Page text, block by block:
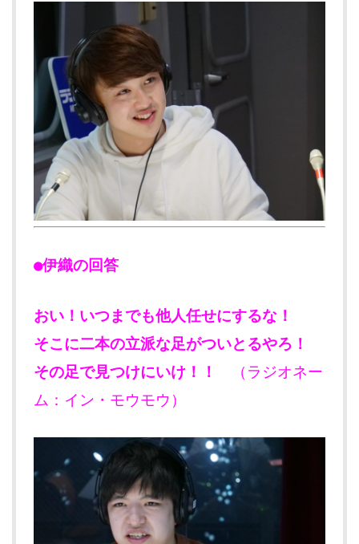
●伊織の回答
おい！いつまでも他人任せにするな！
そこに二本の立派な足がついとるやろ！
その足で見つけにいけ！！
（ラジオネー
ム：イン・モウモウ）